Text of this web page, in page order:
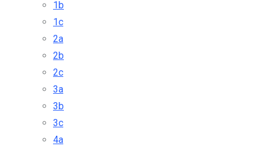
1b
1c
2a
2b
2c
3a
3b
3c
4a